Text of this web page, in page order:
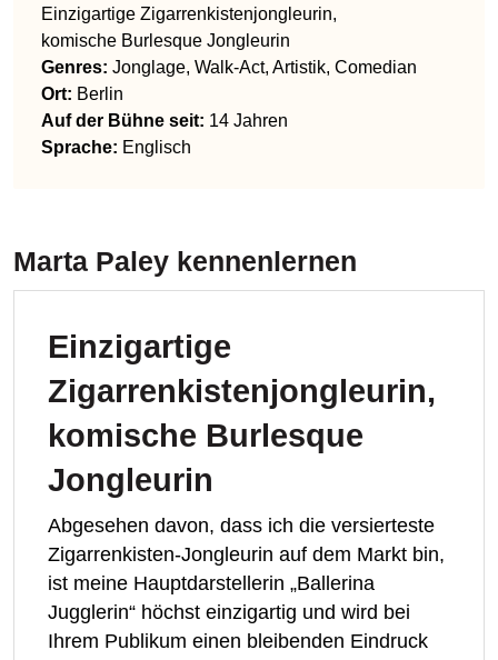
Einzigartige Zigarrenkistenjongleurin,
komische Burlesque Jongleurin
Genres: Jonglage, Walk-Act, Artistik, Comedian
Ort: Berlin
Auf der Bühne seit: 14 Jahren
Sprache: Englisch
Marta Paley kennenlernen
Einzigartige
Zigarrenkistenjongleurin,
komische Burlesque
Jongleurin
Abgesehen davon, dass ich die versierteste
Zigarrenkisten-Jongleurin auf dem Markt bin,
ist meine Hauptdarstellerin „Ballerina
Jugglerin“ höchst einzigartig und wird bei
Ihrem Publikum einen bleibenden Eindruck